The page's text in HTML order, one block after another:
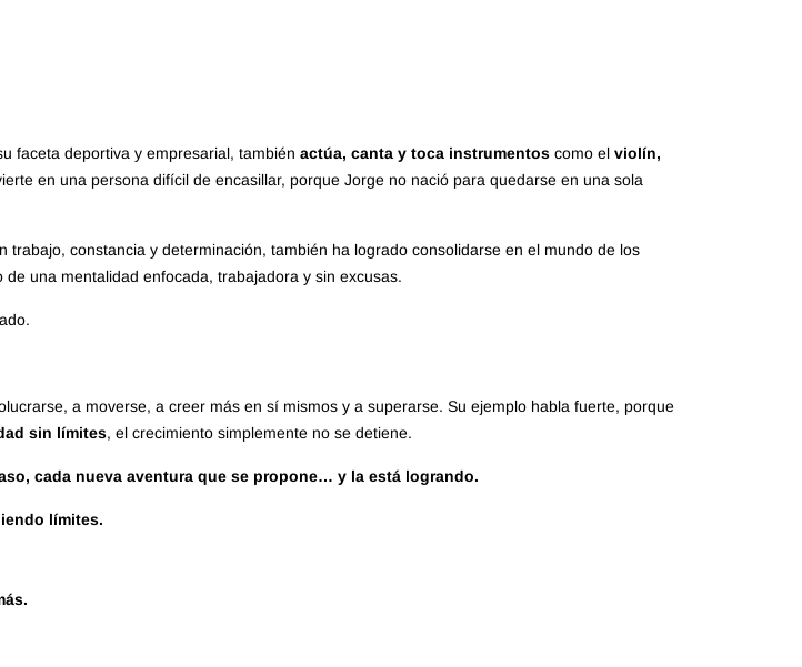
faceta deportiva y empresarial, también actúa, canta y toca instrumentos como el violín,
en una persona difícil de encasillar, porque Jorge no nació para quedarse en una sola
trabajo, constancia y determinación, también ha logrado consolidarse en el mundo de los
una mentalidad enfocada, trabajadora y sin excusas.
a moverse, a creer más en sí mismos y a superarse. Su ejemplo habla fuerte, porque
sin límites, el crecimiento simplemente no se detiene.
cada nueva aventura que se propone… y la está logrando.
límites.